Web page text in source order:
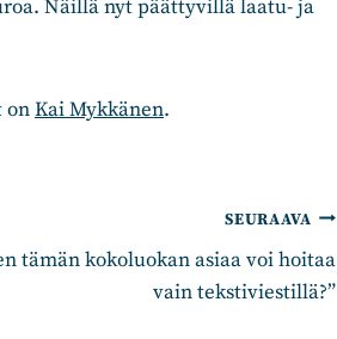
Näillä nyt päättyvillä laatu- ja
onKai Mykkänen.
SEURAAVA
tämän kokoluokan asiaa voi hoitaa
vain tekstiviestillä?”